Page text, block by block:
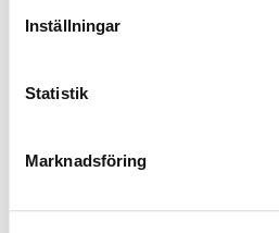
Inställningar
Statistik
Marknadsföring